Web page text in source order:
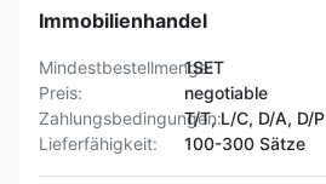
Immobilienhandel
Mindestbestellmenge:
1SET
Preis:
negotiable
Zahlungsbedingungen:T/T, L/C, D/A, D/P
Lieferfähigkeit:
100-300 Sätze